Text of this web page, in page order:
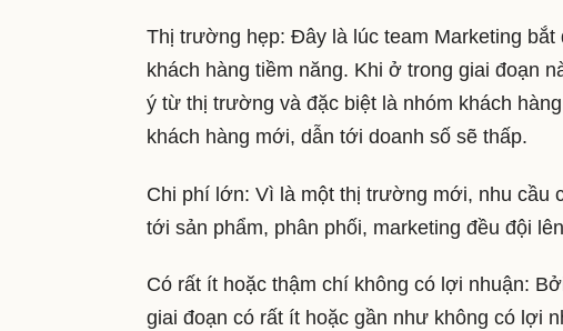
Thị trường hẹp: Đây là lúc team Marketing
khách hàng tiềm năng. Khi ở trong giai đoạn
ý từ thị trường và đặc biệt là nhóm khách
khách hàng mới, dẫn tới doanh số sẽ thấp.
Chi phí lớn: Vì là một thị trường mới, nhu cầu
tới sản phẩm, phân phối, marketing đều đội
Có rất ít hoặc thậm chí không có lợi nhuận:
giai đoạn có rất ít hoặc gần như không có lợi